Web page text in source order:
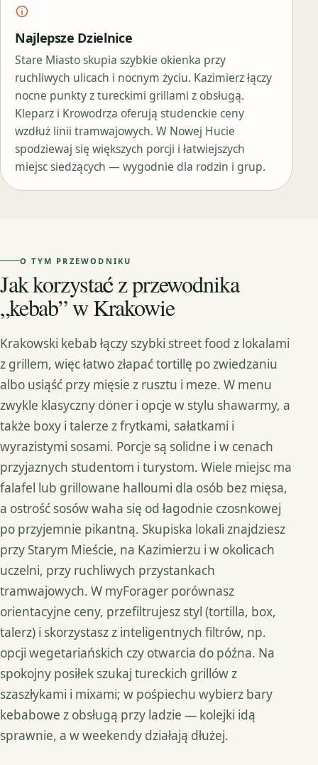
Najlepsze Dzielnice
Stare Miasto skupia szybkie okienka przy
ruchliwych ulicach i nocnym życiu. Kazimierz łączy
nocne punkty z tureckimi grillami z obsługą.
Kleparz i Krowodrza oferują studenckie ceny
wzdłuż linii tramwajowych. W Nowej Hucie
spodziewaj się większych porcji i łatwiejszych
miejsc siedzących — wygodnie dla rodzin i grup.
O TYM PRZEWODNIKU
Jak korzystać z przewodnika
„kebab” w Krakowie
Krakowski kebab łączy szybki street food z lokalami
z grillem, więc łatwo złapać tortillę po zwiedzaniu
albo usiąść przy mięsie z rusztu i meze. W menu
zwykle klasyczny döner i opcje w stylu shawarmy, a
także boxy i talerze z frytkami, sałatkami i
wyrazistymi sosami. Porcje są solidne i w cenach
przyjaznych studentom i turystom. Wiele miejsc ma
falafel lub grillowane halloumi dla osób bez mięsa,
a ostrość sosów waha się od łagodnie czosnkowej
po przyjemnie pikantną. Skupiska lokali znajdziesz
przy Starym Mieście, na Kazimierzu i w okolicach
uczelni, przy ruchliwych przystankach
tramwajowych. W myForager porównasz
orientacyjne ceny, przefiltrujesz styl (tortilla, box,
talerz) i skorzystasz z inteligentnych filtrów, np.
opcji wegetariańskich czy otwarcia do późna. Na
spokojny posiłek szukaj tureckich grillów z
szaszłykami i mixami; w pośpiechu wybierz bary
kebabowe z obsługą przy ladzie — kolejki idą
sprawnie, a w weekendy działają dłużej.